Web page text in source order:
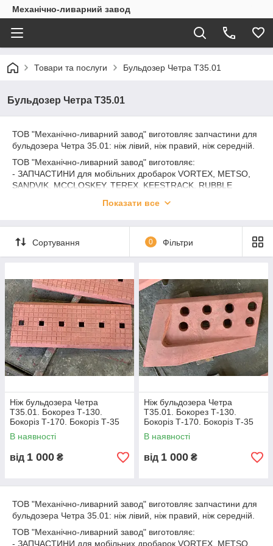
Механічно-ливарний завод
Товари та послуги Бульдозер Четра Т35.01
Бульдозер Четра Т35.01
ТОВ "Механічно-ливарний завод" виготовляє запчастини для
бульдозера Четра 35.01: ніж лівий, ніж правий, ніж середній.
ТОВ "Механічно-ливарний завод" виготовляє:
- ЗАПЧАСТИНИ для мобільних дробарок VORTEX, METSO,
SANDVIK, MCCLOSKEY, TEREX, KEESTRACK, RUBBLE
- ЗАПЧАСТИНИ для дробарок КСД/КМД/ККД, СМ, СМД, ЩКД,
12, 2-15, 2-18, П-804...
- ЗАПЧАСТИНИ для млинів Makrum, СМ-1456, ШБМ, ММТ,
- ЗАПЧАСТИНИ для екскаваторів ЕКГ-5, ЕКГ-8, ЕКГ-10,
ЕШ-6/45, ЕШ-10/70, ЕШ-15/90, ЕШ-20/90, ЕО...
- сталеве, чавунне і бронзове литво;
- ролики конвеєрні;
- колосники;
- шестерні;
- шківи;
- вали;
- втулки;
- півмуфти;
- колеса;
- модельну оснастку;
- запчастини для кранової техніки, сільськогосподарської
техніки.
Виготовляємо НОВІ живильники ТК-15 і ремонтуємо щокові
дробарки.
ТОВ "Механічно-ливарний завод"
Юстенюк Віталій Володимирович
Telegram)
Показати все
Сортування 0 Фільтри
Ніж бульдозера Четра
Т35.01. Бокорез Т-130.
Бокоріз Т-170. Бокоріз Т-35
В наявності
від 1 000 ₴
Ніж бульдозера Четра
Т35.01. Бокорез Т-130.
Бокоріз Т-170. Бокоріз Т-35
В наявності
від 1 000 ₴
ТОВ "Механічно-ливарний завод" виготовляє запчастини для
бульдозера Четра 35.01: ніж лівий, ніж правий, ніж середній.
ТОВ "Механічно-ливарний завод" виготовляє:
- ЗАПЧАСТИНИ для мобільних дробарок VORTEX, METSO,